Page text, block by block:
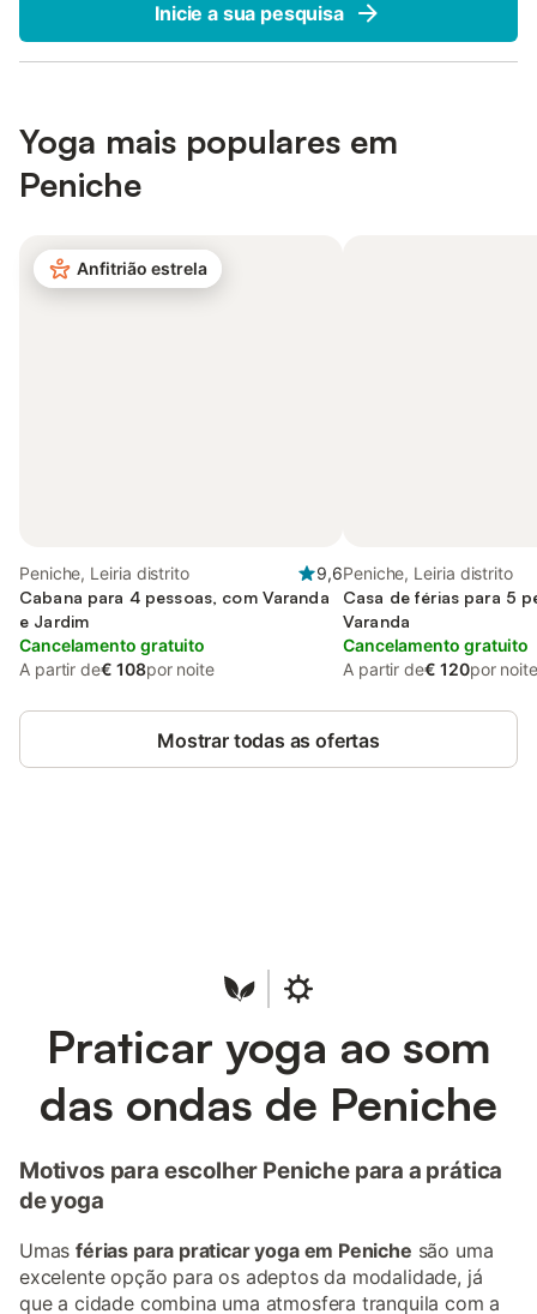
Inicie a sua pesquisa
Yoga mais populares em
Peniche
Anfitrião estrela
Peniche, Leiria distrito
9,6
Cabana para 4 pessoas, com Varanda
e Jardim
Cancelamento gratuito
A partir de€ 108por noite
Peniche, Leiria distrito
Casa de férias para 5
Varanda
Cancelamento gratuito
A partir de€ 120por noite
Mostrar todas as ofertas
Praticar yoga ao som
das ondas de Peniche
Motivos para escolher Peniche para a prática
de yoga
Umasférias para praticar yoga em Peniche são uma
excelente opção para os adeptos da modalidade, já
que a cidade combina uma atmosfera tranquila com a